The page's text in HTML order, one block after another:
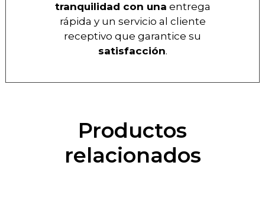
tranquilidad con una entrega
rápida y un servicio al cliente
receptivo que garantice su
satisfacción.
Productos
relacionados